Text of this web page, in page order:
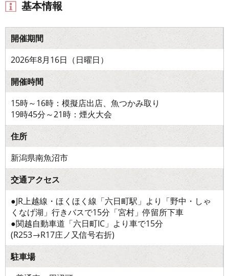
基本情報
開催期間
2026年8月16日（日曜日）
開催時間
15時～16時：模擬店出店、魚つかみ取り
19時45分～21時：煙火大会
住所
新潟県南魚沼市
交通アクセス
●JR上越線・ほくほく線「六日町駅」より「野中・しゃ
くなげ湖」行きバスで15分「宮村」停留所下車
●関越自動車道「六日町IC」より車で15分
(R253→R17庄ノ又信号右折)
駐車場